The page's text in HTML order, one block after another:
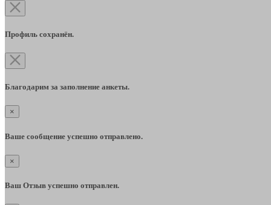
Профиль сохранён.
Благодарим за заполнение анкеты.
×
Ваше сообщение успешно отправлено.
×
Ваш Отзыв успешно отправлен.